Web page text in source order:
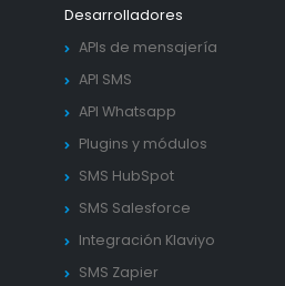
Desarrolladores
APIs de mensajería
API SMS
API Whatsapp
Plugins y módulos
SMS HubSpot
SMS Salesforce
Integración Klaviyo
SMS Zapier